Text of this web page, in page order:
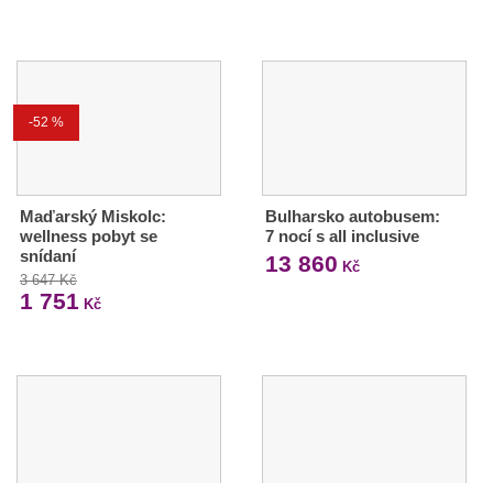
-52 %
Maďarský Miskolc:
wellness pobyt se
snídaní
3 647 Kč
1 751 Kč
Bulharsko autobusem:
7 nocí s all inclusive
13 860 Kč